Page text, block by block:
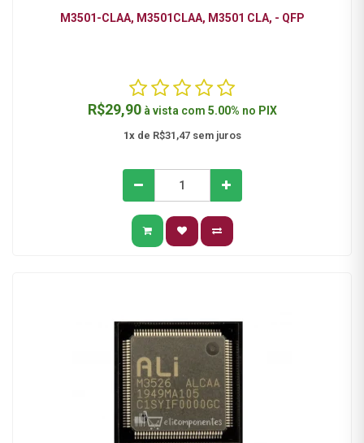
M3501-CLAA, M3501CLAA, M3501 CLA, - QFP
R$29,90 à vista com 5.00% no PIX
1xde R$31,47 sem juros